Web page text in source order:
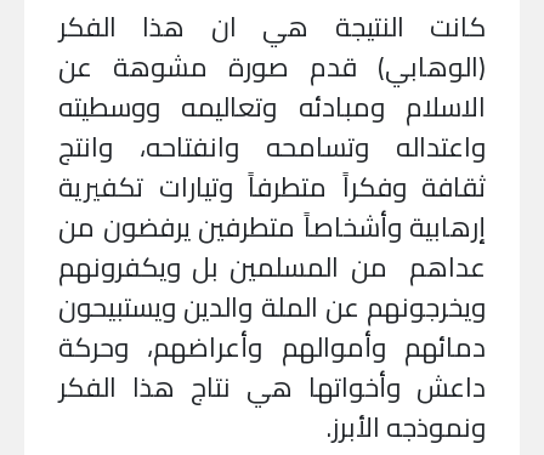
كانت النتيجة هي ان هذا الفكر
(الوهابي) قدم صورة مشوهة عن
الاسلام ومبادئه وتعاليمه ووسطيته
واعتداله وتسامحه وانفتاحه، وانتج
ثقافة وفكراً متطرفاً وتيارات تكفيرية
إرهابية وأشخاصاً متطرفين يرفضون من
عداهم من المسلمين بل ويكفرونهم
ويخرجونهم عن الملة والدين ويستبيحون
دمائهم وأموالهم وأعراضهم، وحركة
داعش وأخواتها هي نتاج هذا الفكر
ونموذجه الأبرز.